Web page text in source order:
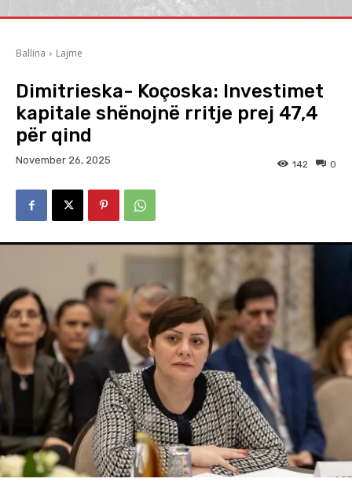
Ballina Lajme
Dimitrieska- Koçoska: Investimet
kapitale shënojnë rritje prej 47,4
për qind
November 26, 2025 0
142